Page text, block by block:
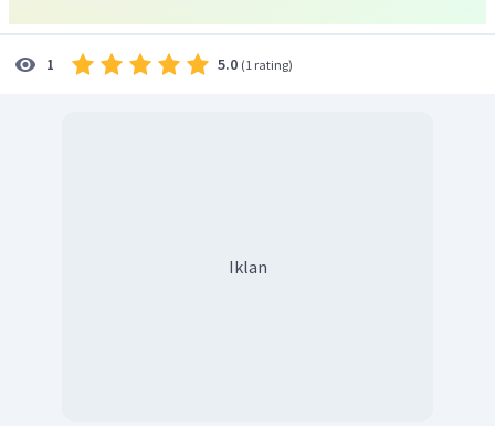
1 5.0 (1 rating)
Iklan